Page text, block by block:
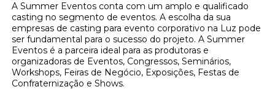
A Summer Eventos conta com um amplo e qualificado
casting no segmento de eventos. A escolha da sua
empresas de casting para evento corporativo na Luz pode
ser fundamental para o sucesso do projeto. A Summer
Eventos é a parceira ideal para as produtoras e
organizadoras de Eventos, Congressos, Seminários,
Workshops, Feiras de Negócio, Exposições, Festas de
Confraternização e Shows.